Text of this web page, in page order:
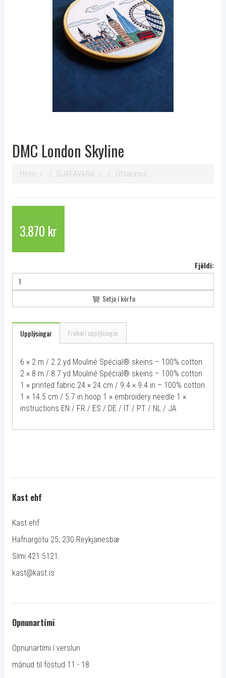
DMC London Skyline
Heim GJAFAVARA Útsaumur
3.870 kr
Fjöldi:
Setja í körfu
Upplýsingar Frekari upplýsingar
6 × 2 m / 2.2 yd Mouliné Spécial® skeins – 100% cotton
2 × 8 m / 8.7 yd Mouliné Spécial® skeins – 100% cotton
1 × printed fabric 24 × 24 cm / 9.4 × 9.4 in – 100% cotton
1 × 14.5 cm / 5.7 in hoop 1 × embroidery needle 1 ×
instructions EN / FR / ES / DE / IT / PT / NL / JA
Kast ehf
Kast ehf
Hafnargötu 25, 230 Reykjanesbæ
Sími 421 5121.
kast@kast.is
Opnunartími
Opnunartími í verslun
mánud til föstud 11 - 18